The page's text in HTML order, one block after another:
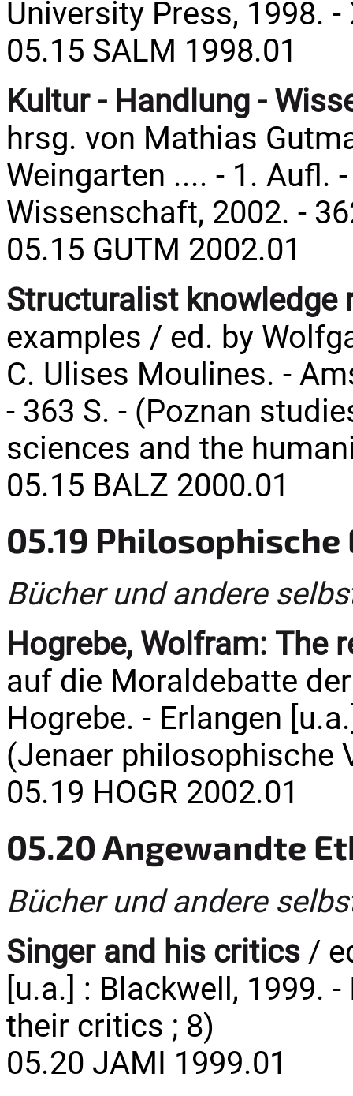
University Press, 1998. -
05.15 SALM 1998.01
Kultur - Handlung -
hrsg. von Mathias
Weingarten .... - 1. Aufl.
Wissenschaft, 2002. -
05.15 GUTM 2002.01
Structuralist knowledge
examples / ed. by
C. Ulises Moulines. -
- 363 S. - (Poznan
sciences and the
05.15 BALZ 2000.01
05.19 Philosophische
Bücher und andere
Hogrebe, Wolfram: The
auf die Moraldebatte
Hogrebe. - Erlangen
(Jenaer philosophische
05.19 HOGR 2002.01
05.20 Angewandte
Bücher und andere
Singer and his critics /
[u.a.] : Blackwell, 1999.
their critics ; 8)
05.20 JAMI 1999.01